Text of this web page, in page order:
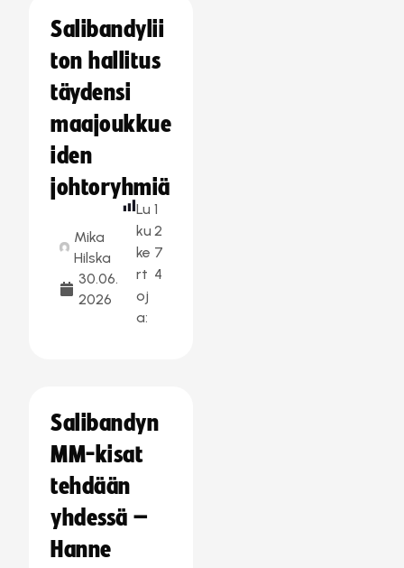
Salibandylii
ton hallitus
täydensi
maajoukkue
iden
johtoryhmiä
Mika
Hilska
30.06.
2026
Lu
ku
ke
rt
oj
a:
1
2
7
4
Salibandyn
MM-kisat
tehdään
yhdessä –
Hanne